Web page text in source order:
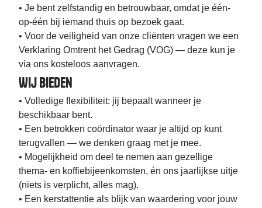
• Je bent zelfstandig en betrouwbaar, omdat je één-
op-één bij iemand thuis op bezoek gaat.
• Voor de veiligheid van onze cliënten vragen we een
Verklaring Omtrent het Gedrag (VOG) — deze kun je
via ons kosteloos aanvragen.
Wij bieden
• Volledige flexibiliteit: jij bepaalt wanneer je
beschikbaar bent.
• Een betrokken coördinator waar je altijd op kunt
terugvallen — we denken graag met je mee.
• Mogelijkheid om deel te nemen aan gezellige
thema- en koffiebijeenkomsten, én ons jaarlijkse uitje
(niets is verplicht, alles mag).
• Een kerstattentie als blijk van waardering voor jouw